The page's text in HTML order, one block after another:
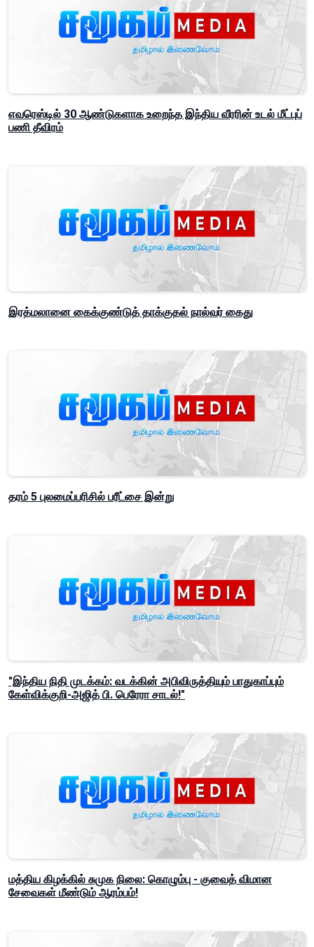
எவரெஸ்டில் 30 ஆண்டுகளாக உறைந்த இந்திய வீரரின் உடல் மீட்புப்
பணி தீவிரம்
இரத்மலானை கைக்குண்டுத் தாக்குதல் நால்வர் கைது
தரம் 5 புலமைப்பரிசில் பரீட்சை இன்று
"இந்திய நிதி முடக்கம்: வடக்கின் அபிவிருத்தியும் பாதுகாப்பும்
கேள்விக்குறி-அஜித் பி. பெரேரா சாடல்!"
மத்திய கிழக்கில் சுமுக நிலை: கொழும்பு - குவைத் விமான
சேவைகள் மீண்டும் ஆரம்பம்!